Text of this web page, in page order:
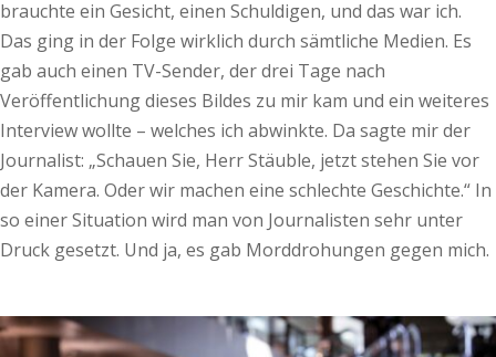
brauchte ein Gesicht, einen Schuldigen, und das war ich.
Das ging in der Folge wirklich durch sämtliche Medien. Es
gab auch einen TV-Sender, der drei Tage nach
Veröffentlichung dieses Bildes zu mir kam und ein weiteres
Interview wollte – welches ich abwinkte. Da sagte mir der
Journalist: „Schauen Sie, Herr Stäuble, jetzt stehen Sie vor
der Kamera. Oder wir machen eine schlechte Geschichte.“ In
so einer Situation wird man von Journalisten sehr unter
Druck gesetzt. Und ja, es gab Morddrohungen gegen mich.